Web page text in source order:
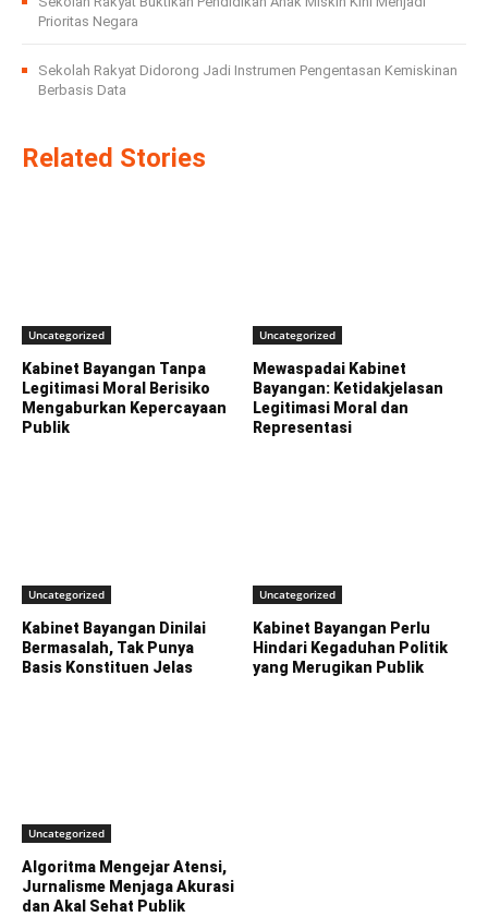
Prioritas Negara
Sekolah Rakyat Didorong Jadi Instrumen Pengentasan Kemiskinan
Berbasis Data
Related Stories
Uncategorized
Kabinet Bayangan Tanpa
Legitimasi Moral Berisiko
Mengaburkan Kepercayaan
Publik
Uncategorized
Mewaspadai Kabinet
Bayangan: Ketidakjelasan
Legitimasi Moral dan
Representasi
Uncategorized
Kabinet Bayangan Dinilai
Bermasalah, Tak Punya
Basis Konstituen Jelas
Uncategorized
Kabinet Bayangan Perlu
Hindari Kegaduhan Politik
yang Merugikan Publik
Uncategorized
Algoritma Mengejar Atensi,
Jurnalisme Menjaga Akurasi
dan Akal Sehat Publik